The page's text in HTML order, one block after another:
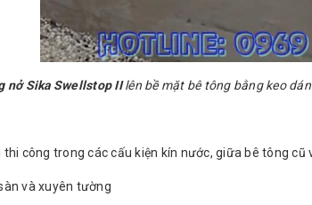
nở Sika Swellstop IIlên bề mặt bê tông bằng keo
công trong các cấu kiện kín nước, giữa bê tông cũ
và xuyên tường